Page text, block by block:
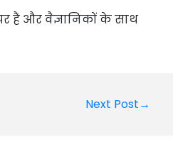
हैं और वैज्ञानिकों के साथ
Next Post→